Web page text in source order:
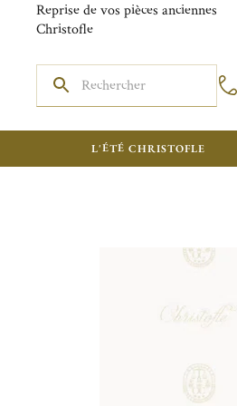
Reprise de vos pièces anciennes
Christofle
L'ÉTÉ CHRISTOFLE